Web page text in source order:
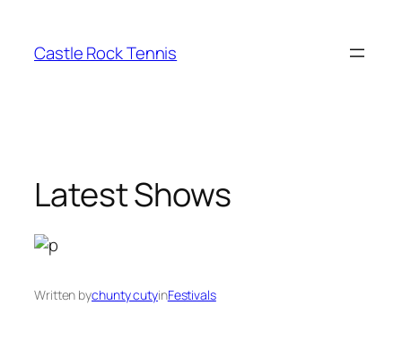
content
Castle Rock Tennis
Latest Shows
Written bychunty cutyinFestivals